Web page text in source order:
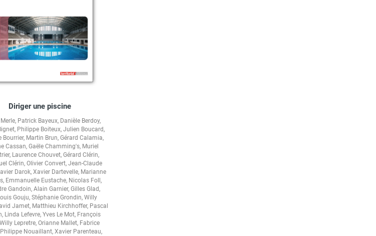
Diriger une piscine
, Patrick Bayeux, Danièle Berdoy,
, Philippe Boiteux, Julien Boucard,
Bourrier, Martin Brun, Gérard Calamia,
Cassan, Gaële Chamming's, Muriel
, Laurence Chouvet, Gérard Clérin,
Clérin, Olivier Convert, Jean-Claude
Darok, Xavier Dartevelle, Marianne
, Emmanuelle Eustache, Nicolas Foll ,
Gandoin, Alain Garnier, Gilles Glad,
Gouju, Stéphanie Grondin, Willy
Jamet, Matthieu Kirchhoffer, Pascal
, Linda Lefevre, Yves Le Mot, François
Willy Lepretre, Orianne Mallet, Fabrice
Philippe Nouaillant, Xavier Parenteau,